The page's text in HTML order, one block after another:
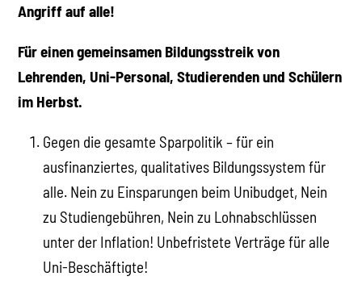
Angriff auf alle!
Für einen gemeinsamen Bildungsstreik von
Lehrenden, Uni-Personal, Studierenden und Schülern
im Herbst.
Gegen die gesamte Sparpolitik – für ein
ausfinanziertes, qualitatives Bildungssystem für
alle. Nein zu Einsparungen beim Unibudget, Nein
zu Studiengebühren, Nein zu Lohnabschlüssen
unter der Inflation! Unbefristete Verträge für alle
Uni-Beschäftigte!